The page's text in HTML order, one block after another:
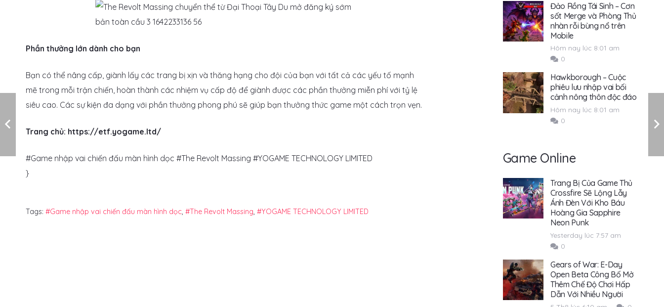
Phần thưởng lớn dành cho bạn
Bạn có thể nâng cấp, giành lấy các trang bị xịn và thăng hạng cho đội của bạn với tất cả các yếu tố mạnh
mẽ trong mỗi trận chiến, hoàn thành các nhiệm vụ cấp độ để giành được các phần thưởng miễn phí với tỷ lệ
siêu cao. Các sự kiện đa dạng với phần thưởng phong phú sẽ giúp bạn thưởng thức game một cách trọn vẹn.
Trang chủ: https://etf.yogame.ltd/
#Game nhập vai chiến đấu màn hình dọc #The Revolt Massing #YOGAME TECHNOLOGY LIMITED
}
Tags: #Game nhập vai chiến đấu màn hình dọc, #The Revolt Massing, #YOGAME TECHNOLOGY LIMITED
Đảo Rồng Tái Sinh – Cơn
sốt Merge và Phòng Thủ
nhàn rỗi bùng nổ trên
Mobile
Hôm nay lúc 8:01 am
0
Hawkborough – Cuộc
phiêu lưu nhập vai bối
cảnh nông thôn độc đáo
Hôm nay lúc 8:01 am
0
Game Online
Trang Bị Của Game Thủ
Crossfire Sẽ Lộng Lẫy
Ánh Đèn Với Kho Báu
Hoàng Gia Sapphire
Neon Punk
Yesterday lúc 7:57 am
0
Gears of War: E-Day
Open Beta Công Bố Mở
Thêm Chế Độ Chơi Hấp
Dẫn Với Nhiều Người